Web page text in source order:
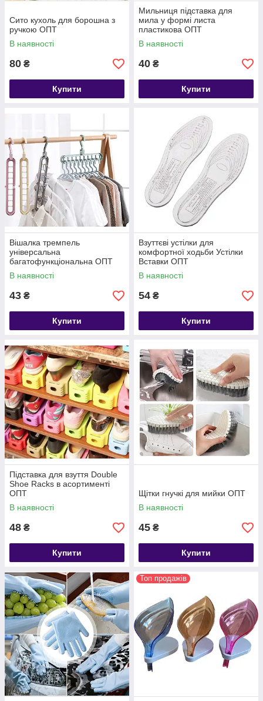
Сито кухоль для борошна з
ручкою ОПТ
В наявності
80 ₴
Купити
Мильниця підставка для
мила у формі листа
пластикова ОПТ
В наявності
40 ₴
Купити
Вішалка тремпель
універсальна
багатофункціональна ОПТ
В наявності
43 ₴
Купити
Взуттєві устілки для
комфортної ходьби Устілки
Вставки ОПТ
В наявності
54 ₴
Купити
Підставка для взуття Double
Shoe Racks в асортименті
ОПТ
В наявності
48 ₴
Купити
Щітки гнучкі для мийки ОПТ
В наявності
45 ₴
Купити
Топ продажів